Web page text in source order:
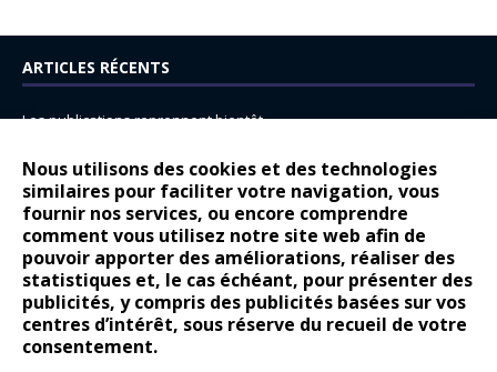
Nous utilisons des cookies et des technologies
similaires pour faciliter votre navigation, vous
fournir nos services, ou encore comprendre
comment vous utilisez notre site web afin de
pouvoir apporter des améliorations, réaliser des
statistiques et, le cas échéant, pour présenter des
publicités, y compris des publicités basées sur vos
centres d’intérêt, sous réserve du recueil de votre
consentement.
ARTICLES RÉCENTS
Les publications reprennent bientôt…
14 juillet : nouveau film de marque pour Citroën
Renault Espace : voyage, voyage…
Peugeot E-208 GTi : naissance d’une légende
COMMENTAIRES RÉCENTS
Bernard Dardartdans